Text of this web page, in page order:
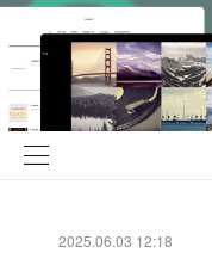
2025.06.03 12:18